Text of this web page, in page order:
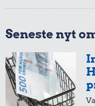
Seneste nyt